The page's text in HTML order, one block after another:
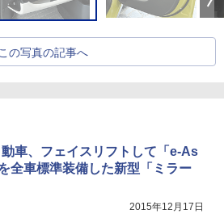
の写真の記事へ
車、フェイスリフトして「e-As
全車標準装備した新型「ミラー
2015年12月17日